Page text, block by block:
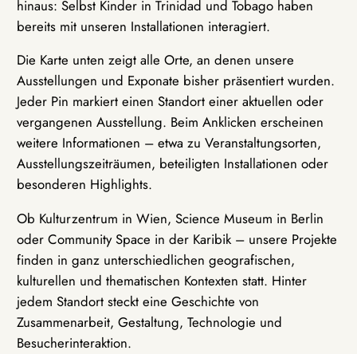
hinaus: Selbst Kinder in Trinidad und Tobago haben
bereits mit unseren Installationen interagiert.
Die Karte unten zeigt alle Orte, an denen unsere
Ausstellungen und Exponate bisher präsentiert wurden.
Jeder Pin markiert einen Standort einer aktuellen oder
vergangenen Ausstellung. Beim Anklicken erscheinen
weitere Informationen – etwa zu Veranstaltungsorten,
Ausstellungszeiträumen, beteiligten Installationen oder
besonderen Highlights.
Ob Kulturzentrum in Wien, Science Museum in Berlin
oder Community Space in der Karibik – unsere Projekte
finden in ganz unterschiedlichen geografischen,
kulturellen und thematischen Kontexten statt. Hinter
jedem Standort steckt eine Geschichte von
Zusammenarbeit, Gestaltung, Technologie und
Besucherinteraktion.